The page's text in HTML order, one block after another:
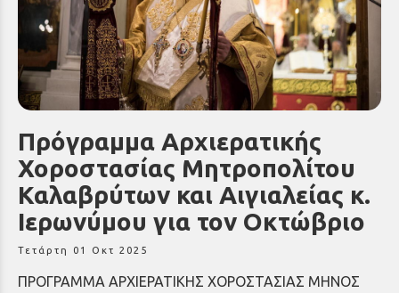
Πρόγραμμα Αρχιερατικής
Χοροστασίας Μητροπολίτου
Καλαβρύτων και Αιγιαλείας κ.
Ιερωνύμου για τον Οκτώβριο
Τετάρτη 01 Οκτ 2025
ΠΡΟΓΡΑΜΜΑ ΑΡΧΙΕΡΑΤΙΚΗΣ ΧΟΡΟΣΤΑΣΙΑΣ ΜΗΝΟΣ